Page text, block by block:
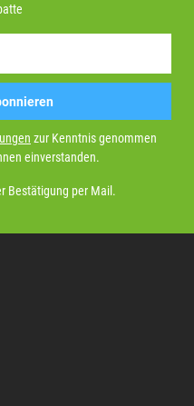
zur Kenntnis genommen
einverstanden.
Bestätigung per Mail.